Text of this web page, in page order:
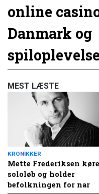
online
Danmark og
MEST LÆSTE
KRONIKKER
Mette Frederiksen
sololøb og holder
befolkningen for nar